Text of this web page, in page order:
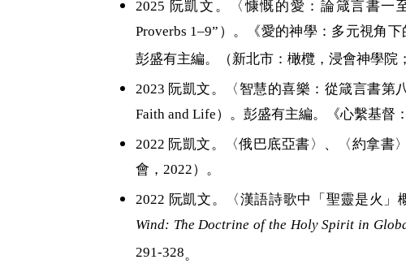
2025 阮凱文。〈慷慨的愛：論箴言書一
Proverbs 1–9”）。《愛的神學：多元視角下
彭盛有主編。（新北市：橄欖，浸會神學院
2023 阮凱文。〈智慧的喜樂：從箴言書第
Faith and Life）。彭盛有主編。《心繫基督
2022 阮凱文。〈俄巴底亞書〉 、 〈約拿書〉
會，2022）。
2022 阮凱文。〈漢語詩歌中「聖靈是火」
Wind: The Doctrine of the Holy Spirit in
291-328。